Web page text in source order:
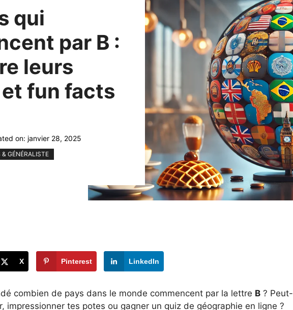
qui
par B :
leurs
fun facts
on: janvier 28, 2025
GÉNÉRALISTE
X Pinterest LinkedIn
combien de pays dans le monde commencent par la lettre B ? Peut-
impressionner tes potes ou gagner un quiz de géographie en ligne ?